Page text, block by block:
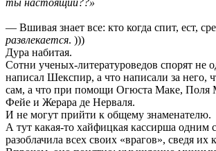
— Вшивая знает все: кто когда спит, ест,
развлекается. )))
Дура набитая.
Сотни ученых-литературоведов спорят не
написал Шекспир, а что написали за него,
сам, а что при помощи Огюста Маке, Поля
Фейе и Жерара де Нерваля.
И не могут прийти к общему знаменателю.
А тут какая-то хайфицкая кассирша одним
разоблачила всех своих «врагов», сведя их